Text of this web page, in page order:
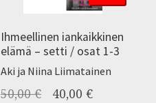
Ihmeellinen iankaikkinen
elämä – setti / osat 1-3
Aki ja Niina Liimatainen
50,00€
Alkuperäinen
40,00 €Nykyinen